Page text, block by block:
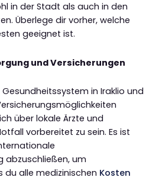
in der Stadt als auch in den
Überlege dir vorher, welche
geeignet ist.
und Versicherungen
in Iraklio und
über lokale Ärzte und
vorbereitet zu sein. Es ist
abzuschließen, um
du alle medizinischen Kosten